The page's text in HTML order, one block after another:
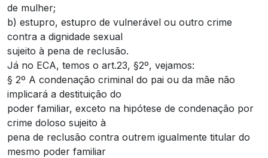
de mulher;
b) estupro, estupro de vulnerável ou outro crime
contra a dignidade sexual
sujeito à pena de reclusão.
Já no ECA, temos o art.23, §2º, vejamos:
§ 2º A condenação criminal do pai ou da mãe não
implicará a destituição do
poder familiar, exceto na hipótese de condenação por
crime doloso sujeito à
pena de reclusão contra outrem igualmente titular do
mesmo poder familiar